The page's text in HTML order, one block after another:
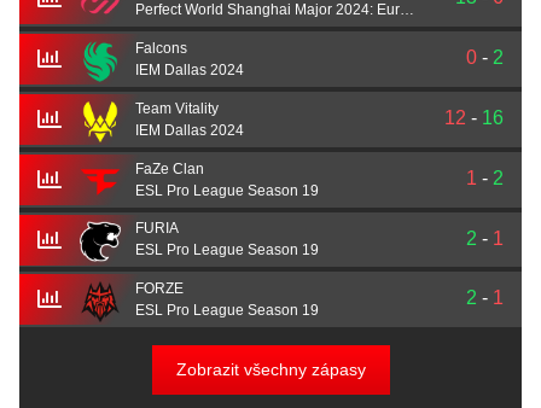
Perfect World Shanghai Major 2024: European Qualifier A
Falcons
IEM Dallas 2024
0 - 2
Team Vitality
IEM Dallas 2024
12 - 16
FaZe Clan
ESL Pro League Season 19
1 - 2
FURIA
ESL Pro League Season 19
2 - 1
FORZE
ESL Pro League Season 19
2 - 1
Zobrazit všechny zápasy